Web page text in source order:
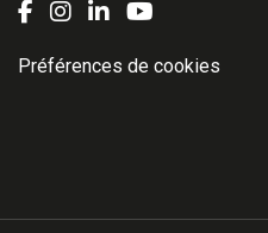
Préférences de cookies